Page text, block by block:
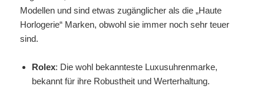
Modellen und sind etwas zugänglicher als die „Haute
Horlogerie“ Marken, obwohl sie immer noch sehr teuer
sind.
Rolex: Die wohl bekannteste Luxusuhrenmarke,
bekannt für ihre Robustheit und Werterhaltung.